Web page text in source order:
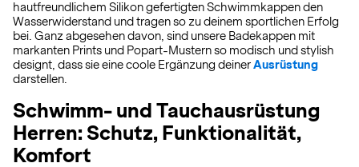
hautfreundlichem Silikon gefertigten Schwimmkappen den
Wasserwiderstand und tragen so zu deinem sportlichen Erfolg
bei. Ganz abgesehen davon, sind unsere Badekappen mit
markanten Prints und Popart-Mustern so modisch und stylish
designt, dass sie eine coole Ergänzung deinerAusrüstung
darstellen.
Schwimm- und Tauchausrüstung
Herren: Schutz, Funktionalität,
Komfort